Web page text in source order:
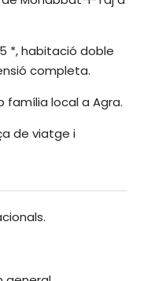
*, habitació doble
completa.
família local a Agra.
de viatge i